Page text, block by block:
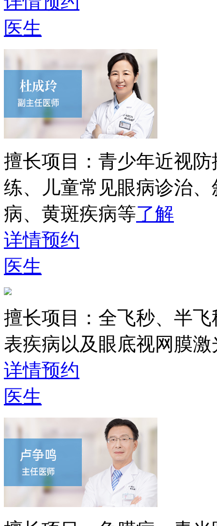
医生
擅长项目： 青少年近视
练、儿童常见眼病诊治
病、黄斑疾病等了解
详情预约
医生
擅长项目： 全飞秒、半
表疾病以及眼底视网膜激
详情预约
医生